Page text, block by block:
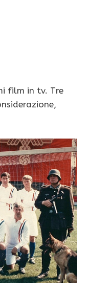
film in tv. Tre